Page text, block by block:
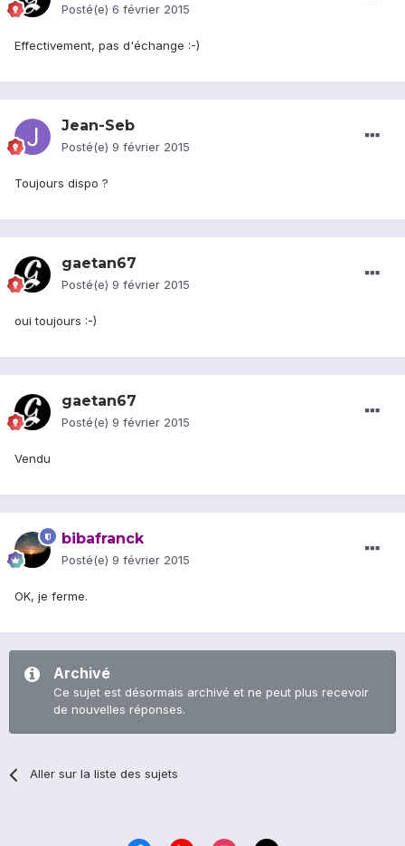
Posté(e) 6 février 2015
Effectivement, pas d'échange :-)
Jean-Seb
Posté(e) 9 février 2015
Toujours dispo ?
gaetan67
Posté(e) 9 février 2015
oui toujours :-)
gaetan67
Posté(e) 9 février 2015
Vendu
bibafranck
Posté(e) 9 février 2015
OK, je ferme.
Archivé
Ce sujet est désormais archivé et ne peut plus recevoir
de nouvelles réponses.
Aller sur la liste des sujets